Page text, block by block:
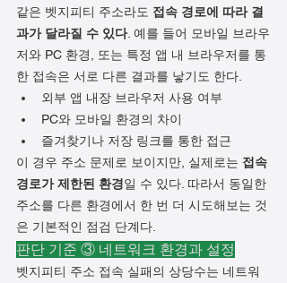
같은 벳지피티 주소라도 접속 경로에 따라 결
과가 달라질 수 있다. 예를 들어 모바일 브라우
저와 PC 환경, 또는 특정 앱 내 브라우저를 통
한 접속은 서로 다른 결과를 낳기도 한다.
외부 앱 내장 브라우저 사용 여부
PC와 모바일 환경의 차이
즐겨찾기나 저장 링크를 통한 접근
이 경우 주소 문제로 보이지만, 실제로는 접속
경로가 제한된 환경일 수 있다. 따라서 동일한
주소를 다른 환경에서 한 번 더 시도해보는 것
은 기본적인 점검 단계다.
판단 기준 ③ 네트워크 환경과 설정
벳지피티 주소 접속 실패의 상당수는 네트워